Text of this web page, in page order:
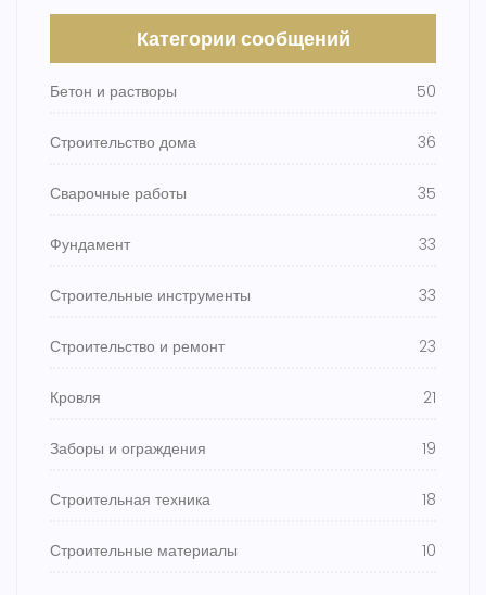
Категории сообщений
Бетон и растворы 50
Строительство дома 36
Сварочные работы 35
Фундамент 33
Строительные инструменты 33
Строительство и ремонт 23
Кровля 21
Заборы и ограждения 19
Строительная техника 18
Строительные материалы 10